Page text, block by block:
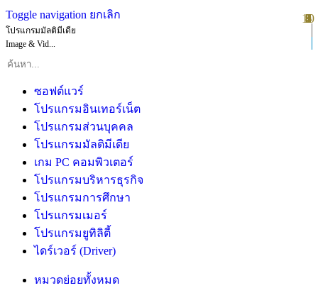
Toggle navigation ยกเลิก
โปรแกรมมัลติมีเดีย
Image & Vid...
ซอฟต์แวร์
โปรแกรมอินเทอร์เน็ต
โปรแกรมส่วนบุคคล
โปรแกรมมัลติมีเดีย
เกม PC คอมพิวเตอร์
โปรแกรมบริหารธุรกิจ
โปรแกรมการศึกษา
โปรแกรมเมอร์
โปรแกรมยูทิลิตี้
ไดร์เวอร์ (Driver)
หมวดย่อยทั้งหมด
1
2
3
4
5
6
7
8
9
10